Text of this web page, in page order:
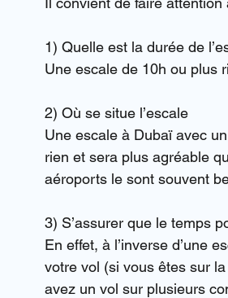
1) Quelle est la durée de
Une escale de 10h ou plus
2) Où se situe l’escale
Une escale à Dubaï avec
rien et sera plus agréable
aéroports le sont souvent
3) S’assurer que le temps
En effet, à l’inverse d’une
votre vol (si vous êtes sur
avez un vol sur plusieurs